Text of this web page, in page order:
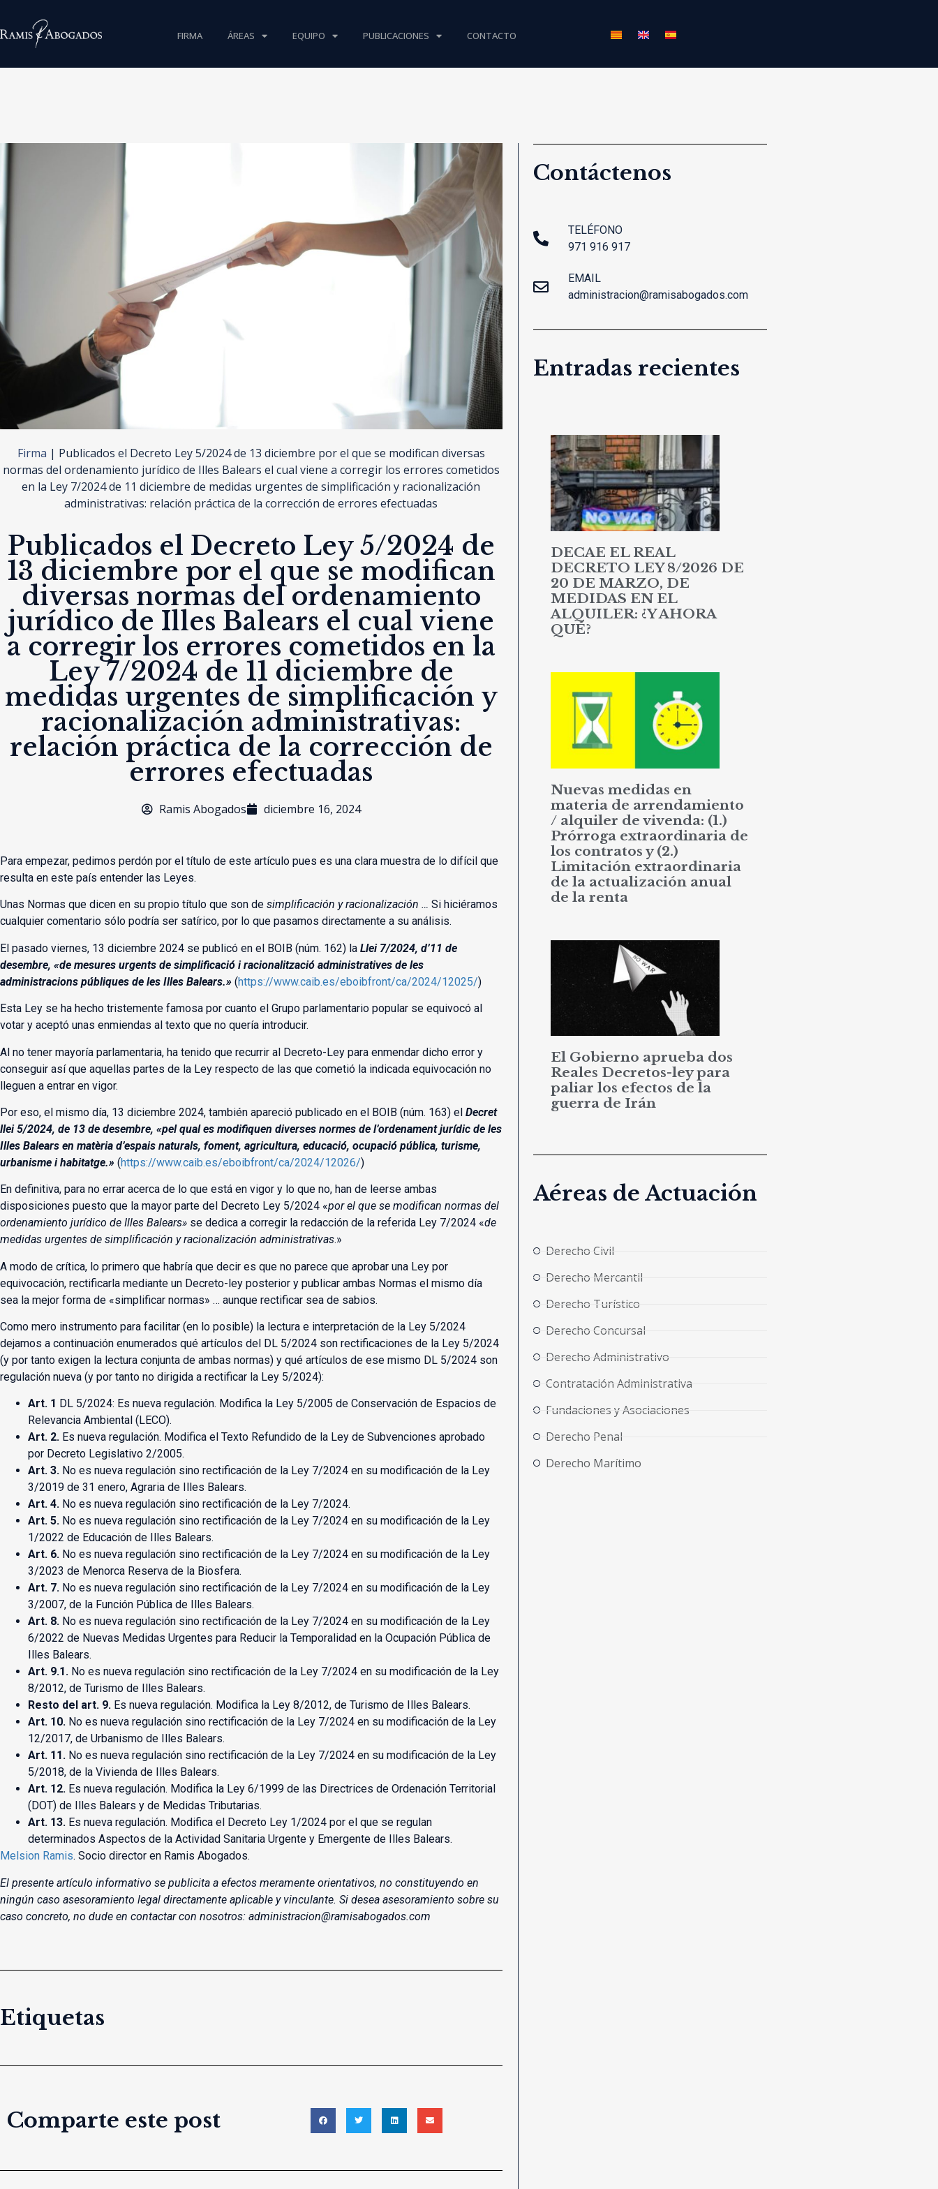
FIRMA ÁREAS EQUIPO PUBLICACIONES CONTACTO
Firma | Publicados el Decreto Ley 5/2024 de 13 diciembre por el que se modifican diversas
normas del ordenamiento jurídico de Illes Balears el cual viene a corregir los errores cometidos
en la Ley 7/2024 de 11 diciembre de medidas urgentes de simplificación y racionalización
administrativas: relación práctica de la corrección de errores efectuadas
Publicados el Decreto Ley 5/2024 de
13 diciembre por el que se modifican
diversas normas del ordenamiento
jurídico de Illes Balears el cual viene
a corregir los errores cometidos en la
Ley 7/2024 de 11 diciembre de
medidas urgentes de simplificación y
racionalización administrativas:
relación práctica de la corrección de
errores efectuadas
Ramis Abogados diciembre 16, 2024
Para empezar, pedimos perdón por el título de este artículo pues es una clara muestra de lo difícil que
resulta en este país entender las Leyes.
Unas Normas que dicen en su propio título que son de simplificación y racionalización … Si hiciéramos
cualquier comentario sólo podría ser satírico, por lo que pasamos directamente a su análisis.
El pasado viernes, 13 diciembre 2024 se publicó en el BOIB (núm. 162) la Llei 7/2024, d’11 de
desembre, «de mesures urgents de simplificació i racionalització administratives de les
administracions públiques de les Illes Balears.» (https://www.caib.es/eboibfront/ca/2024/12025/)
Esta Ley se ha hecho tristemente famosa por cuanto el Grupo parlamentario popular se equivocó al
votar y aceptó unas enmiendas al texto que no quería introducir.
Al no tener mayoría parlamentaria, ha tenido que recurrir al Decreto-Ley para enmendar dicho error y
conseguir así que aquellas partes de la Ley respecto de las que cometió la indicada equivocación no
lleguen a entrar en vigor.
Por eso, el mismo día, 13 diciembre 2024, también apareció publicado en el BOIB (núm. 163) el Decret
llei 5/2024, de 13 de desembre, «pel qual es modifiquen diverses normes de l’ordenament jurídic de les
Illes Balears en matèria d’espais naturals, foment, agricultura, educació, ocupació pública, turisme,
urbanisme i habitatge.» (https://www.caib.es/eboibfront/ca/2024/12026/)
En definitiva, para no errar acerca de lo que está en vigor y lo que no, han de leerse ambas
disposiciones puesto que la mayor parte del Decreto Ley 5/2024 «por el que se modifican normas del
ordenamiento jurídico de Illes Balears» se dedica a corregir la redacción de la referida Ley 7/2024 «de
medidas urgentes de simplificación y racionalización administrativas.»
A modo de crítica, lo primero que habría que decir es que no parece que aprobar una Ley por
equivocación, rectificarla mediante un Decreto-ley posterior y publicar ambas Normas el mismo día
sea la mejor forma de «simplificar normas» … aunque rectificar sea de sabios.
Como mero instrumento para facilitar (en lo posible) la lectura e interpretación de la Ley 5/2024
dejamos a continuación enumerados qué artículos del DL 5/2024 son rectificaciones de la Ley 5/2024
(y por tanto exigen la lectura conjunta de ambas normas) y qué artículos de ese mismo DL 5/2024 son
regulación nueva (y por tanto no dirigida a rectificar la Ley 5/2024):
Art. 1 DL 5/2024: Es nueva regulación. Modifica la Ley 5/2005 de Conservación de Espacios de
Relevancia Ambiental (LECO).
Art. 2. Es nueva regulación. Modifica el Texto Refundido de la Ley de Subvenciones aprobado
por Decreto Legislativo 2/2005.
Art. 3. No es nueva regulación sino rectificación de la Ley 7/2024 en su modificación de la Ley
3/2019 de 31 enero, Agraria de Illes Balears.
Art. 4. No es nueva regulación sino rectificación de la Ley 7/2024.
Art. 5. No es nueva regulación sino rectificación de la Ley 7/2024 en su modificación de la Ley
1/2022 de Educación de Illes Balears.
Art. 6. No es nueva regulación sino rectificación de la Ley 7/2024 en su modificación de la Ley
3/2023 de Menorca Reserva de la Biosfera.
Art. 7. No es nueva regulación sino rectificación de la Ley 7/2024 en su modificación de la Ley
3/2007, de la Función Pública de Illes Balears.
Art. 8. No es nueva regulación sino rectificación de la Ley 7/2024 en su modificación de la Ley
6/2022 de Nuevas Medidas Urgentes para Reducir la Temporalidad en la Ocupación Pública de
Illes Balears.
Art. 9.1. No es nueva regulación sino rectificación de la Ley 7/2024 en su modificación de la Ley
8/2012, de Turismo de Illes Balears.
Resto del art. 9. Es nueva regulación. Modifica la Ley 8/2012, de Turismo de Illes Balears.
Art. 10. No es nueva regulación sino rectificación de la Ley 7/2024 en su modificación de la Ley
12/2017, de Urbanismo de Illes Balears.
Art. 11. No es nueva regulación sino rectificación de la Ley 7/2024 en su modificación de la Ley
5/2018, de la Vivienda de Illes Balears.
Art. 12. Es nueva regulación. Modifica la Ley 6/1999 de las Directrices de Ordenación Territorial
(DOT) de Illes Balears y de Medidas Tributarias.
Art. 13. Es nueva regulación. Modifica el Decreto Ley 1/2024 por el que se regulan
determinados Aspectos de la Actividad Sanitaria Urgente y Emergente de Illes Balears.
Melsion Ramis. Socio director en Ramis Abogados.
El presente artículo informativo se publicita a efectos meramente orientativos, no constituyendo en
ningún caso asesoramiento legal directamente aplicable y vinculante. Si desea asesoramiento sobre su
caso concreto, no dude en contactar con nosotros: administracion@ramisabogados.com
Etiquetas
Comparte este post
Contáctenos
TELÉFONO
971 916 917
EMAIL
administracion@ramisabogados.com
Entradas recientes
DECAE EL REAL
DECRETO LEY 8/2026 DE
20 DE MARZO, DE
MEDIDAS EN EL
ALQUILER: ¿Y AHORA
QUÉ?
Nuevas medidas en
materia de arrendamiento
/ alquiler de vivenda: (1.)
Prórroga extraordinaria de
los contratos y (2.)
Limitación extraordinaria
de la actualización anual
de la renta
El Gobierno aprueba dos
Reales Decretos-ley para
paliar los efectos de la
guerra de Irán
Aéreas de Actuación
Derecho Civil
Derecho Mercantil
Derecho Turístico
Derecho Concursal
Derecho Administrativo
Contratación Administrativa
Fundaciones y Asociaciones
Derecho Penal
Derecho Marítimo